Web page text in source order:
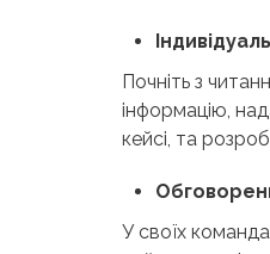
Почніть з
інформацію,
кейсі, та
У своїх